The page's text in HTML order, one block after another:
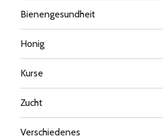
Bienengesundheit
Honig
Kurse
Zucht
Verschiedenes